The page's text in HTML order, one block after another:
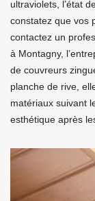
ultraviolets, l’état
constatez que vos
contactez un
à Montagny,
de couvreurs
planche de rive,
matériaux suivant
esthétique après